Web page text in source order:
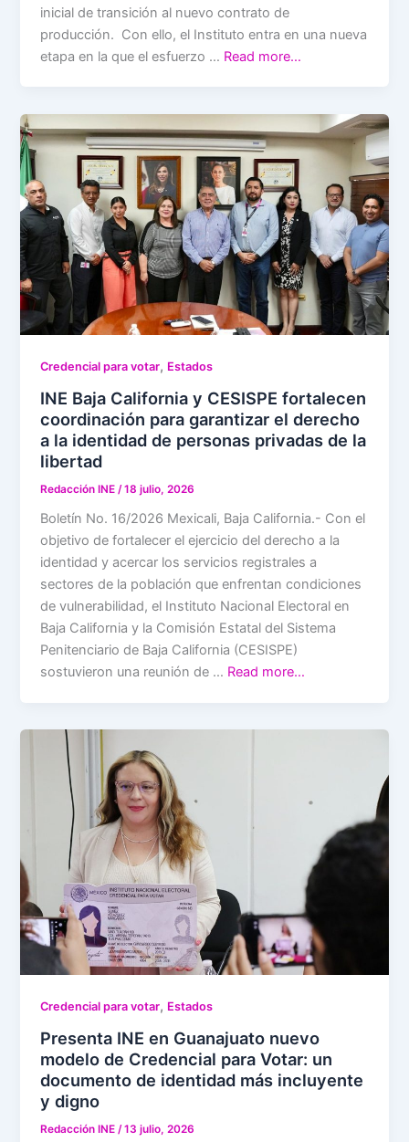
inicial de transición al nuevo contrato de
producción. Con ello, el Instituto entra en una nueva
etapa en la que el esfuerzo … Read more…
Credencial para votar, Estados
INE Baja California y CESISPE fortalecen
coordinación para garantizar el derecho
a la identidad de personas privadas de la
libertad
Redacción INE /18 julio, 2026
Boletín No. 16/2026 Mexicali, Baja California.- Con el
objetivo de fortalecer el ejercicio del derecho a la
identidad y acercar los servicios registrales a
sectores de la población que enfrentan condiciones
de vulnerabilidad, el Instituto Nacional Electoral en
Baja California y la Comisión Estatal del Sistema
Penitenciario de Baja California (CESISPE)
sostuvieron una reunión de … Read more…
Credencial para votar, Estados
Presenta INE en Guanajuato nuevo
modelo de Credencial para Votar: un
documento de identidad más incluyente
y digno
Redacción INE /13 julio, 2026